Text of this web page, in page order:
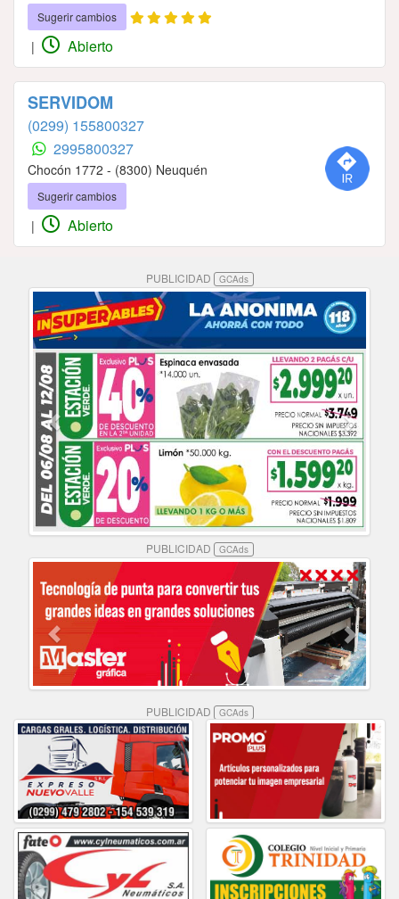
Sugerir cambios
| Abierto
SERVIDOM
(0299) 155800327
2995800327
Chocón 1772 - (8300) Neuquén
Sugerir cambios
| Abierto
PUBLICIDAD GCAds
PUBLICIDAD GCAds
PUBLICIDAD GCAds